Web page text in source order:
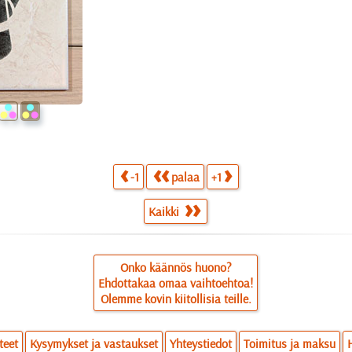
-1 palaa +1
Kaikki
Onko käännös huono?
Ehdottakaa omaa vaihtoehtoa!
Olemme kovin kiitollisia teille.
Kysymykset ja vastaukset Yhteystiedot Toimitus ja maksu